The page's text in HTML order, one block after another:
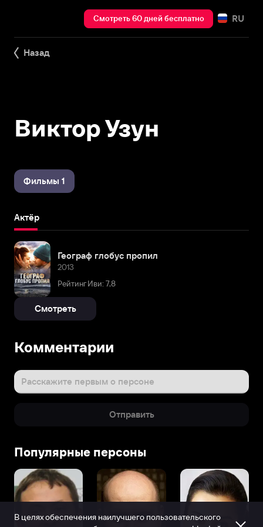
Смотреть 60 дней бесплатно RU
Назад
Виктор Узун
Фильмы 1
Актёр
Географ глобус пропил
2013
Рейтинг Иви: 7,8
Смотреть
Комментарии
Расскажите первым о персоне
Отправить
Популярные персоны
В целях обеспечения наилучшего пользовательского